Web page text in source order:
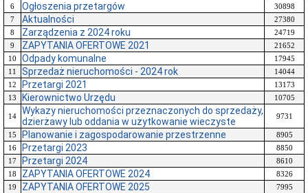
6
Ogłoszenia przetargów
30898
7
Aktualności
27380
8
Zarządzenia z 2024 roku
24719
9
ZAPYTANIA OFERTOWE 2021
21652
10
Odpady komunalne
17945
11
Sprzedaż nieruchomości - 2024 rok
14044
12
Przetargi 2021
13173
13
Kierownictwo Urzędu 10705
14
Wykazy nieruchomości przeznaczonych do sprzedaży,
dzierżawy lub oddania w użytkowanie wieczyste
9731
15 Planowanie i zagospodarowanie przestrzenne
8905
16
Przetargi 2023
8850
17
Przetargi 2024
8610
18
ZAPYTANIA OFERTOWE 2024
8326
19
ZAPYTANIA OFERTOWE 2025
7995